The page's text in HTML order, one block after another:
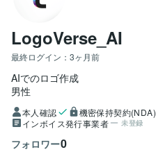
LogoVerse_AI
最終ログイン： 3ヶ月前
AIでのロゴ作成
男性
本人確認 機密保持契約(NDA)
インボイス発行事業者 未登録
フォロワー0